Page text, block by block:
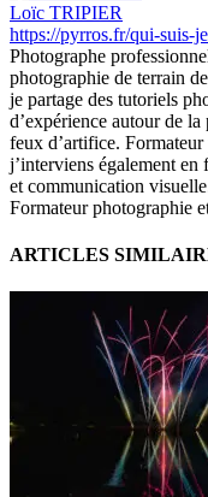
Loïc TRIPIER
https://pyrros.fr/qui-suis-
Photographe
photographie de terrain
je partage des tutoriels
d’expérience autour de
feux d’artifice.
j’interviens également
et communication
Formateur photographie
ARTICLES